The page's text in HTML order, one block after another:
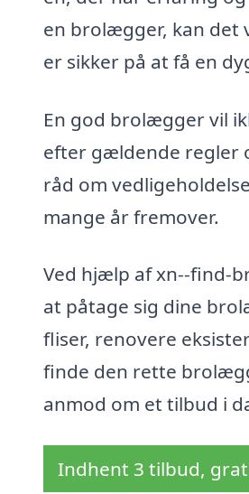
en brolægger, kan det
er sikker på at få en
En god brolægger vil
efter gældende regler
råd om
mange år fremover.
Ved hjælp af xn--find-
at påtage sig dine
fliser, renovere
finde den rette
anmod om et tilbud i
Indhent 3 tilbud,